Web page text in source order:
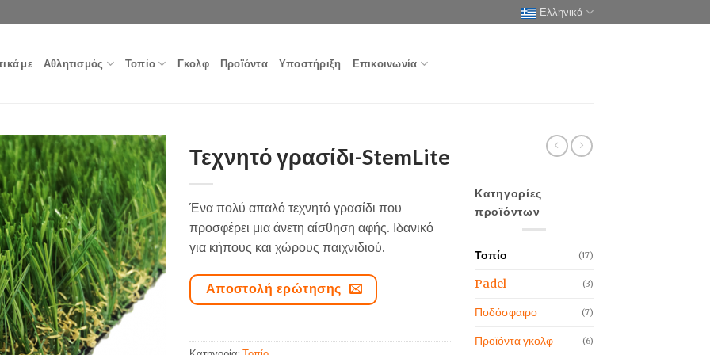
Ελληνικά
με Αθλητισμός Τοπίο Γκολφ Προϊόντα Υποστήριξη Επικοινωνία
Τεχνητό γρασίδι-StemLite
Ένα πολύ απαλό τεχνητό γρασίδι που
προσφέρει μια άνετη αίσθηση αφής. Ιδανικό
για κήπους και χώρους παιχνιδιού.
Αποστολή ερώτησης
Κατηγορίες
προϊόντων
Τοπίο (17)
Padel (3)
Ποδόσφαιρο (7)
Προϊόντα γκολφ (6)